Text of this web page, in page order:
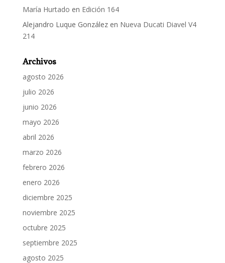
María Hurtado en Edición 164
Alejandro Luque Gonzálezen Nueva Ducati Diavel V4
214
Archivos
agosto 2026
julio 2026
junio 2026
mayo 2026
abril 2026
marzo 2026
febrero 2026
enero 2026
diciembre 2025
noviembre 2025
octubre 2025
septiembre 2025
agosto 2025